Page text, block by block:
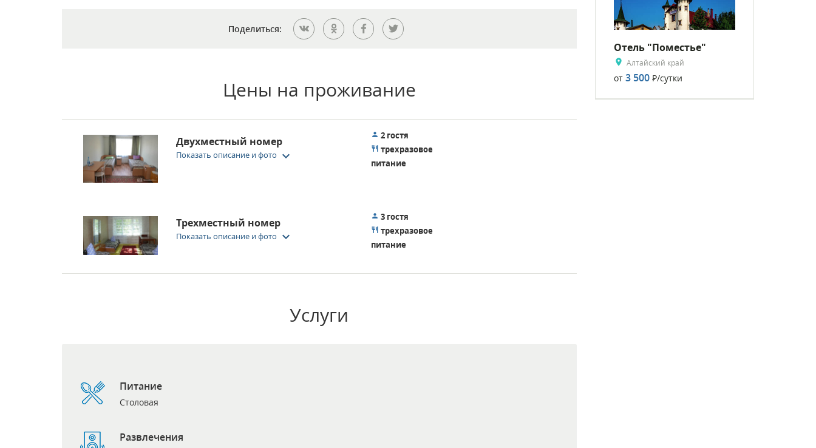
Поделиться:
Цены на проживание
Двухместный номер
Показать описание и фото keyboard_arrow_down
2 гостя
трехразовое
питание
Трехместный номер
Показать описание и фото keyboard_arrow_down
3 гостя
трехразовое
питание
Услуги
Питание
Столовая
Развлечения
Отель "Поместье"
Алтайский край
от 3 500 Р/сутки